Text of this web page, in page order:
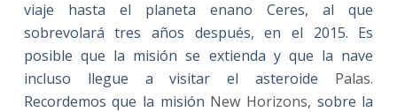
viaje hasta el planeta enano Ceres, al que
sobrevolará tres años después, en el 2015. Es
posible que la misión se extienda y que la nave
incluso llegue a visitar el asteroide Palas.
Recordemos que la misión New Horizons, sobre la